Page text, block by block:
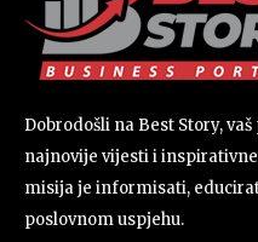
Dobrodošli na Best Story,
najnovije vijesti i
misija je informisati,
poslovnom uspjehu.